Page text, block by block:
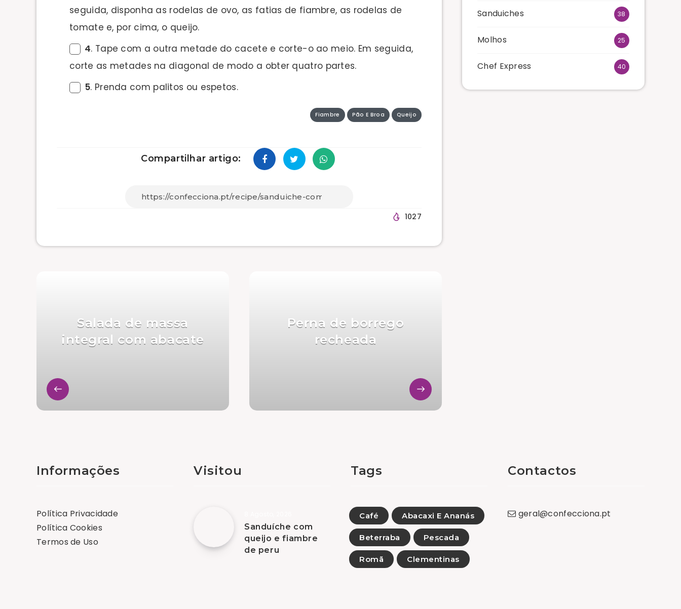
seguida, disponha as rodelas de ovo, as fatias de fiambre, as rodelas de
tomate e, por cima, o queijo.
4. Tape com a outra metade do cacete e corte-o ao meio. Em seguida,
corte as metades na diagonal de modo a obter quatro partes.
5. Prenda com palitos ou espetos.
Fiambre Pão E Broa Queijo
Compartilhar artigo:
1027
Perna de borrego
recheada
Salada de massa
integral com abacate
Sanduiches 38
Molhos 25
Chef Express 40
Informações
Política Privacidade
Política Cookies
Termos de Uso
Visitou
Sanduíche com
queijo e fiambre
de peru
Tags
Café Abacaxi E Ananás
Beterraba Pescada
Romã Clementinas
Contactos
geral@confecciona.pt